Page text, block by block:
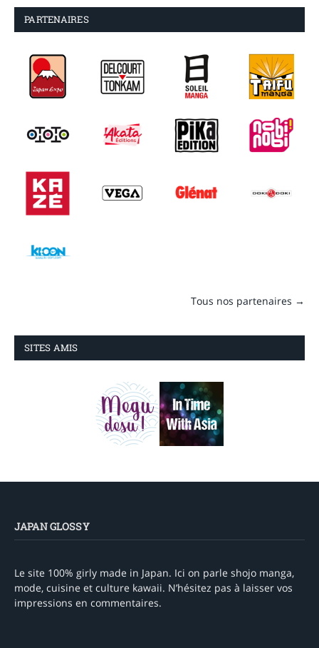
PARTENAIRES
Tous nos partenaires →
SITES AMIS
JAPAN GLOSSY
Le site 100% girly made in Japan. Ici on parle shojo manga,
mode, cuisine et culture kawaii. N’hésitez pas à laisser vos
impressions en commentaires.